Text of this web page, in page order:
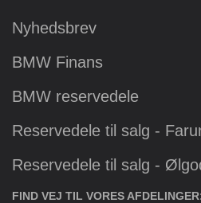
Nyhedsbrev
BMW Finans
BMW reservedele
Reservedele til salg -
Reservedele til salg -
FIND VEJ TIL VORES